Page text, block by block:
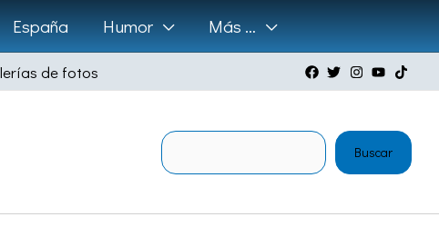
España Humor
Más …
de fotos
Buscar